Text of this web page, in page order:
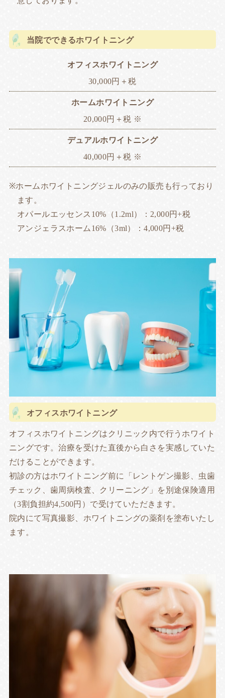
当院でできるホワイトニング
オフィスホワイトニング
30,000円＋税
ホームホワイトニング
20,000円＋税 ※
デュアルホワイトニング
40,000円＋税 ※
ホームホワイトニングジェルのみの販売も行っており
ます。
オパールエッセンス10%（1.2ml）：2,000円+税
アンジェラスホーム16%（3ml）：4,000円+税
オフィスホワイトニング
オフィスホワイトニングはクリニック内で行うホワイト
ニングです。治療を受けた直後から白さを実感していた
だけることができます。
初診の方はホワイトニング前に「レントゲン撮影、虫歯
チェック、歯周病検査、クリーニング」を別途保険適用
（3割負担約4,500円）で受けていただきます。
院内にて写真撮影、ホワイトニングの薬剤を塗布いたし
ます。